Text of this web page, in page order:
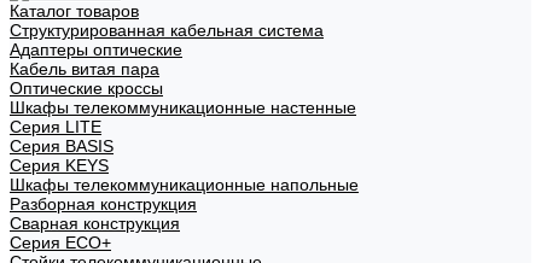
Каталог товаров
Структурированная кабельная система
Адаптеры оптические
Кабель витая пара
Оптические кроссы
Шкафы телекоммуникационные настенные
Cерия LITE
Cерия BASIS
Cерия KEYS
Шкафы телекоммуникационные напольные
Разборная конструкция
Сварная конструкция
Серия ECO+